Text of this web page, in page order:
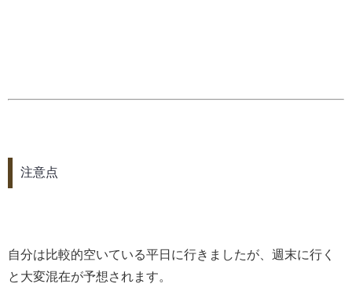
注意点
自分は比較的空いている平日に行きましたが、週末に行く
と大変混在が予想されます。